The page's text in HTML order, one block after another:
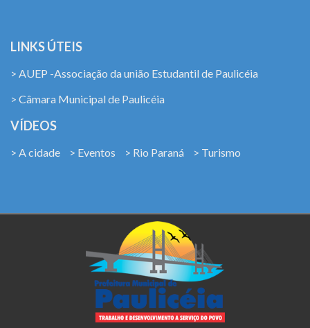
LINKS ÚTEIS
> AUEP -Associação da união Estudantil de Paulicéia
> Câmara Municipal de Paulicéia
VÍDEOS
> A cidade > Eventos > Rio Paraná > Turismo